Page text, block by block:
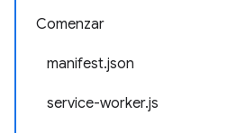
Comenzar
manifest.json
service-worker.js